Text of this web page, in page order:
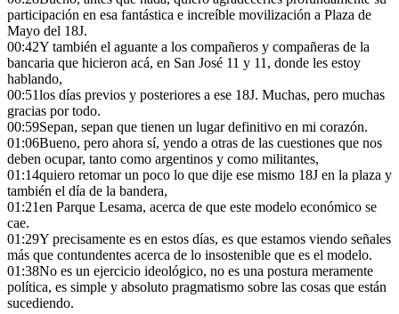
participación en esa fantástica e increíble movilización a Plaza de
Mayo del 18J.
00:42Y también el aguante a los compañeros y compañeras de la
bancaria que hicieron acá, en San José 11 y 11, donde les estoy
hablando,
00:51los días previos y posteriores a ese 18J. Muchas, pero muchas
gracias por todo.
00:59Sepan, sepan que tienen un lugar definitivo en mi corazón.
01:06Bueno, pero ahora sí, yendo a otras de las cuestiones que nos
deben ocupar, tanto como argentinos y como militantes,
01:14quiero retomar un poco lo que dije ese mismo 18J en la plaza y
también el día de la bandera,
01:21en Parque Lesama, acerca de que este modelo económico se
cae.
01:29Y precisamente es en estos días, es que estamos viendo señales
más que contundentes acerca de lo insostenible que es el modelo.
01:38No es un ejercicio ideológico, no es una postura meramente
política, es simple y absoluto pragmatismo sobre las cosas que están
sucediendo.